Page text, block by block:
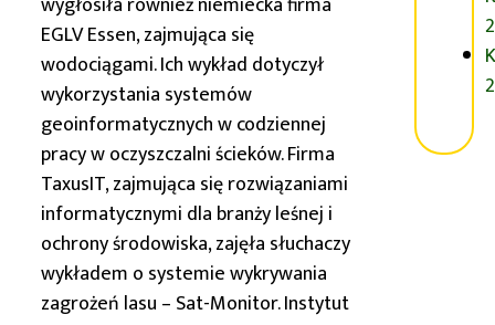
EGLV Essen, zajmująca się
wodociągami. Ich wykład dotyczył
wykorzystania systemów
geoinformatycznych w codziennej
pracy w oczyszczalni ścieków. Firma
TaxusIT, zajmująca się rozwiązaniami
informatycznymi dla branży leśnej i
ochrony środowiska, zajęła słuchaczy
wykładem o systemie wykrywania
zagrożeń lasu – Sat-Monitor. Instytut